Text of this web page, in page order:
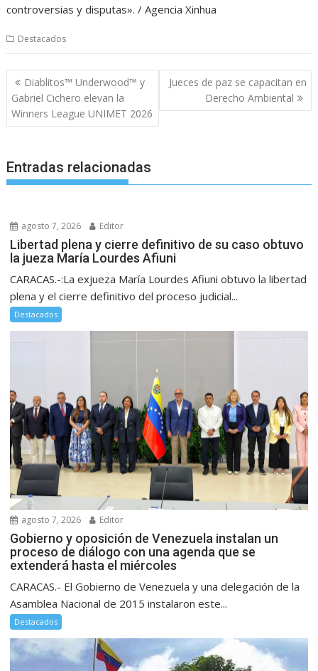
controversias y disputas». / Agencia Xinhua
Destacados
Navegación
de
entradas
Diablitos™ Underwood™ y
Gabriel Cichero elevan la
Winners League UNIMET 2026
Jueces de paz se capacitan en
Derecho Ambiental
Entradas relacionadas
agosto 7, 2026 Editor
Libertad plena y cierre definitivo de su caso obtuvo
la jueza María Lourdes Afiuni
CARACAS.-:La exjueza María Lourdes Afiuni obtuvo la libertad
plena y el cierre definitivo del proceso judicial...
Destacados
agosto 7, 2026 Editor
Gobierno y oposición de Venezuela instalan un
proceso de diálogo con una agenda que se
extenderá hasta el miércoles
CARACAS.- El Gobierno de Venezuela y una delegación de la
Asamblea Nacional de 2015 instalaron este...
Destacados